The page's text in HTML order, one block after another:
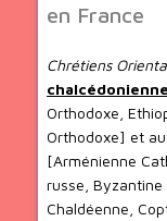
en France
Chrétiens
Orthodoxe,
Orthodoxe] et
[Arménienne
russe, Byzantine
Chaldéenne,